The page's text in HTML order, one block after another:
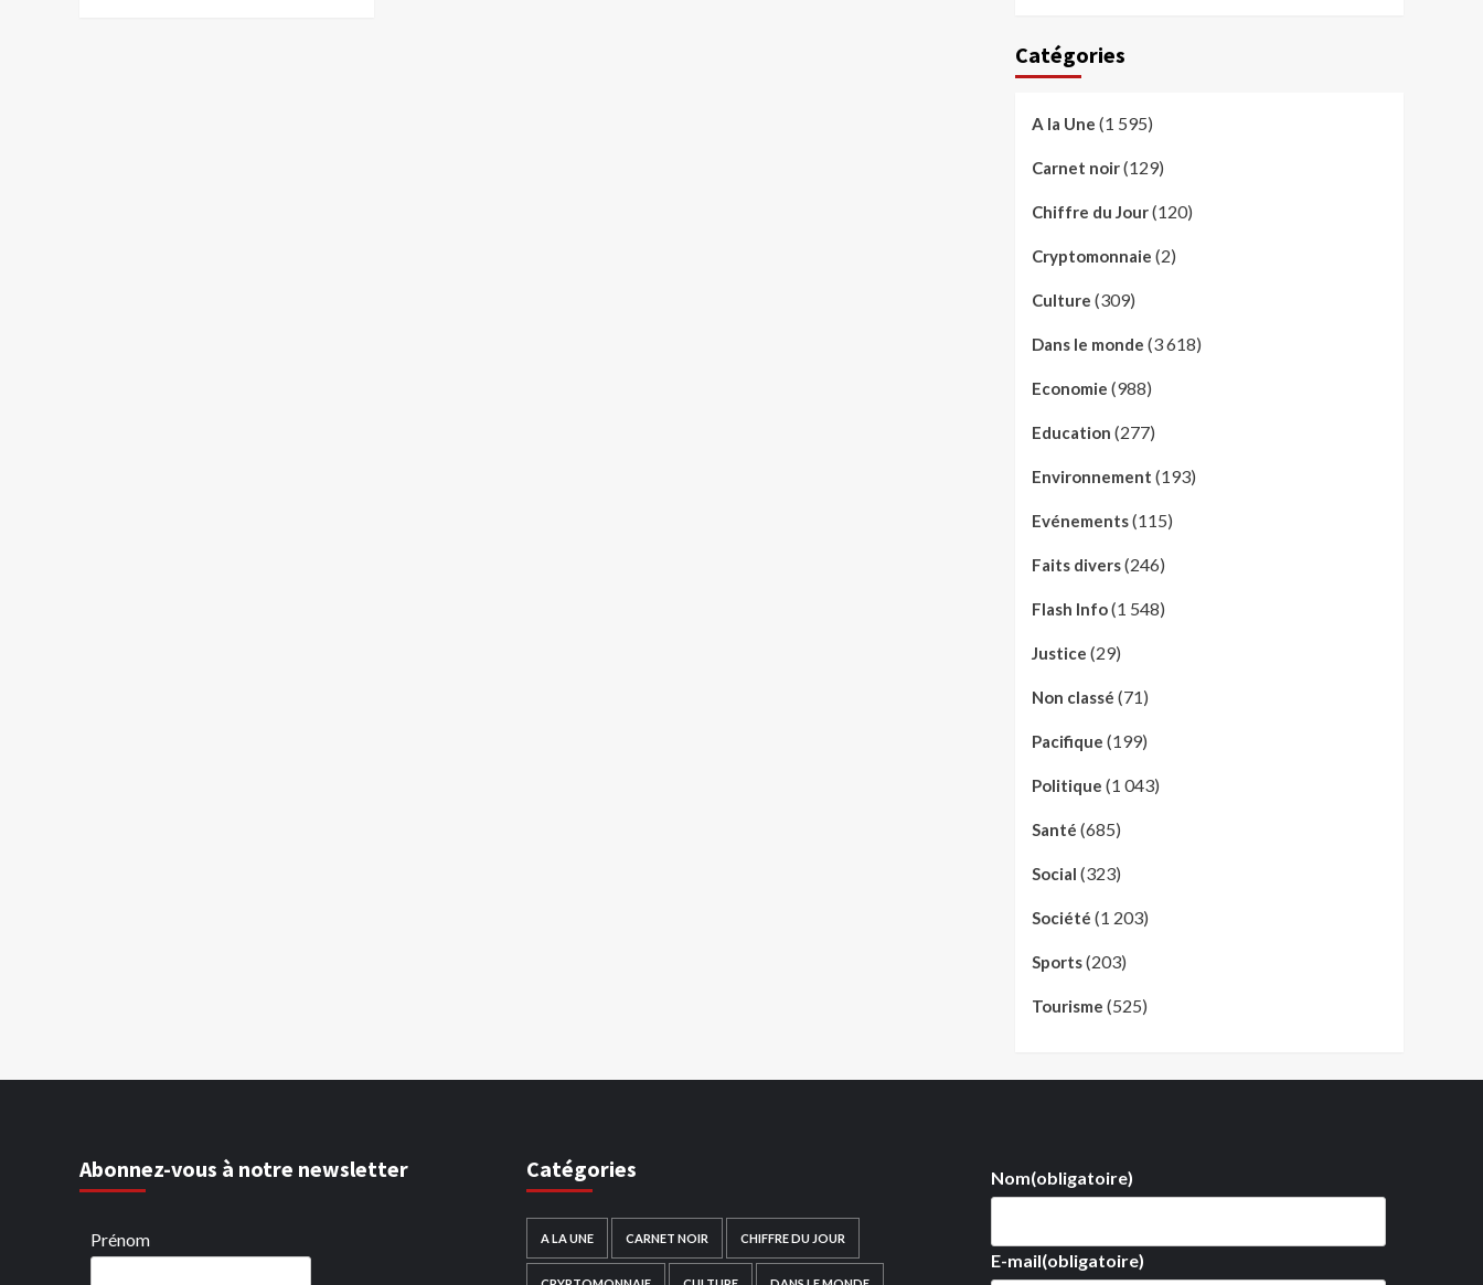
Catégories
A la Une (1 595)
Carnet noir(129)
Chiffre du Jour(120)
Cryptomonnaie (2)
Culture (309)
Dans le monde (3 618)
Economie (988)
Education (277)
Environnement (193)
Evénements(115)
Faits divers(246)
Flash Info(1 548)
Justice (29)
Non classé (71)
Pacifique (199)
Politique (1 043)
Santé (685)
Social (323)
Société (1 203)
Sports(203)
Tourisme (525)
Abonnez-vous à notre newsletter
Prénom
Catégories
A LA UNE CARNET NOIR CHIFFRE DU JOUR
Nom(obligatoire)
E-mail(obligatoire)